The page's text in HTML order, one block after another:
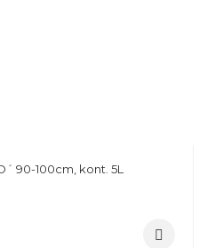
90-100cm, kont. 5L